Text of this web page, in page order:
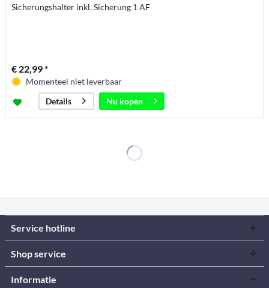
Sicherungshalter inkl. Sicherung 1 AF
€ 22,99 *
Momenteel niet leverbaar
Details
Nu kopen
Service hotline
Shop service
Informatie